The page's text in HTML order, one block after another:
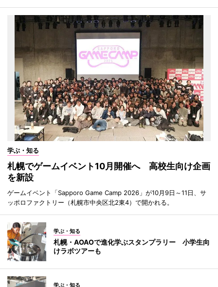
学ぶ・知る
札幌でゲームイベント10月開催へ 高校生向け企画
を新設
ゲームイベント「Sapporo Game Camp 2026」が10月9日～11日、サ
ッポロファクトリー（札幌市中央区北2東4）で開かれる。
学ぶ・知る
札幌・AOAOで進化学ぶスタンプラリー 小学生向
けラボツアーも
学ぶ・知る